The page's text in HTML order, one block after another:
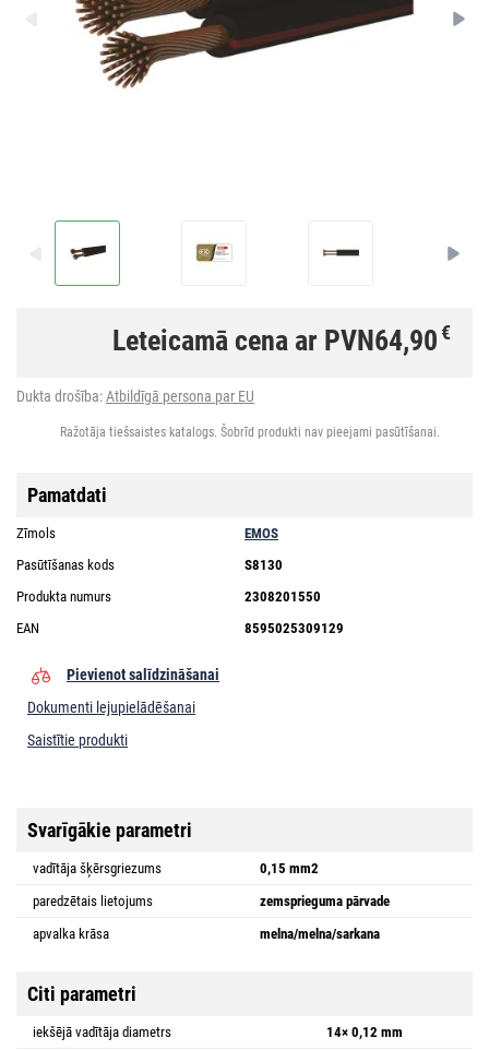
Leteicamā cena ar PVN64,90€
Dukta drošība:Atbildīgā persona par EU
Ražotāja tiešsaistes katalogs. Šobrīd produkti nav pieejami pasūtīšanai.
Pamatdati
Zīmols
EMOS
Pasūtīšanas kods
S8130
Produkta numurs
2308201550
EAN
8595025309129
Pievienot salīdzināšanai
Dokumenti lejupielādēšanai
Saistītie produkti
Svarīgākie parametri
vadītāja šķērsgriezums
0,15 mm2
paredzētais lietojums
zemsprieguma pārvade
apvalka krāsa
melna/melna/sarkana
Citi parametri
iekšējā vadītāja diametrs
14× 0,12 mm